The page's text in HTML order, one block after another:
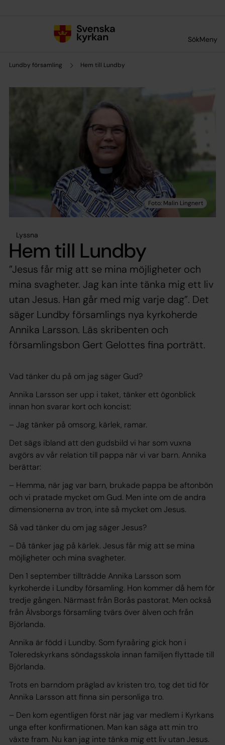
SökMeny
Lundby församling Hem till Lundby
Lyssna
Hem till Lundby
”Jesus får mig att se mina möjligheter och
mina svagheter. Jag kan inte tänka mig ett liv
utan Jesus. Han går med mig varje dag”. Det
säger Lundby församlings nya kyrkoherde
Annika Larsson. Läs skribenten och
församlingsbon Gert Gelottes fina porträtt.
Vad tänker du på om jag säger Gud?
Annika Larsson ser upp i taket, tänker ett ögonblick
innan hon svarar kort och koncist:
– Jag tänker på omsorg, kärlek, ramar.
Det sägs ibland att den gudsbild vi har som vuxna
avgörs av vår relation till pappa när vi var barn. Annika
berättar:
– Hemma, när jag var barn, brukade pappa be aftonbön
och vi pratade mycket om Gud. Men inte om de andra
dimensionerna av tron, inte så mycket om Jesus.
Så vad tänker du om jag säger Jesus?
– Då tänker jag på kärlek. Jesus får mig att se mina
möjligheter och mina svagheter.
Den 1 september tillträdde Annika Larsson som
kyrkoherde i Lundby församling. Hon kommer då hem för
tredje gången. Närmast från Borås pastorat. Men också
från Älvsborgs församling tvärs över älven och från
Björlanda.
Annika är född i Lundby. Som fyraåring gick hon i
Toleredskyrkans söndagsskola innan familjen flyttade till
Björlanda.
Trots en barndom präglad av kristen tro, tog det tid för
Annika Larsson att finna sin personliga tro.
– Den kom egentligen först när jag var medlem i Kyrkans
unga efter konfirmationen. Man kan säga att min tro
växte fram. Nu kan jag inte tänka mig ett liv utan Jesus.